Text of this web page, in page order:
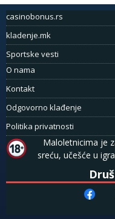
casinobonus.rs
kladenje.mk
Sportske vesti
O nama
Kontakt
Odgovorno klađenje
Politika privatnosti
Maloletnicima je
sreću, učešće u